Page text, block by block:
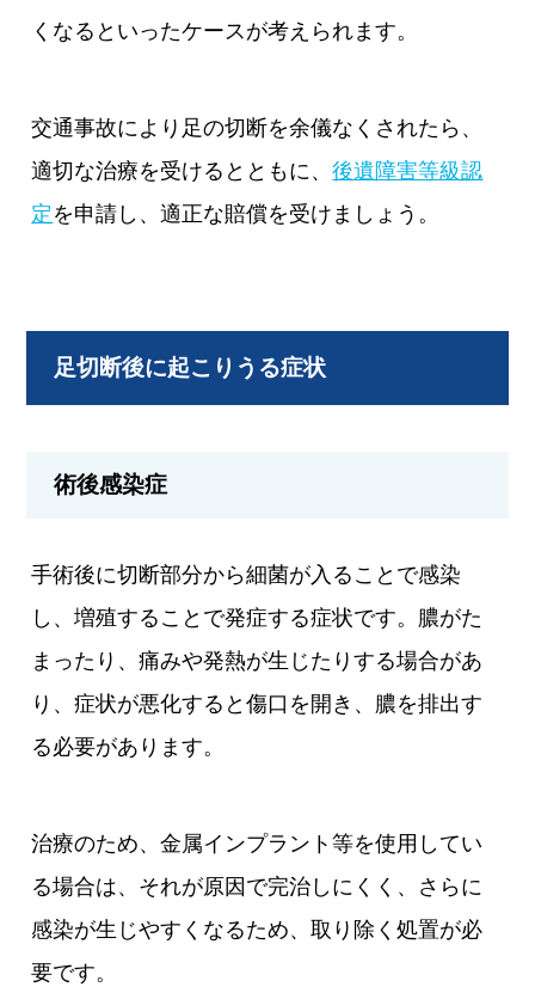
くなるといったケースが考えられます。
交通事故により足の切断を余儀なくされたら、
適切な治療を受けるとともに、後遺障害等級認
定 を申請し、適正な賠償を受けましょう。
足切断後に起こりうる症状
術後感染症
手術後に切断部分から細菌が入ることで感染
し、増殖することで発症する症状です。膿がた
まったり、痛みや発熱が生じたりする場合があ
り、症状が悪化すると傷口を開き、膿を排出す
る必要があります。
治療のため、金属インプラント等を使用してい
る場合は、それが原因で完治しにくく、さらに
感染が生じやすくなるため、取り除く処置が必
要です。